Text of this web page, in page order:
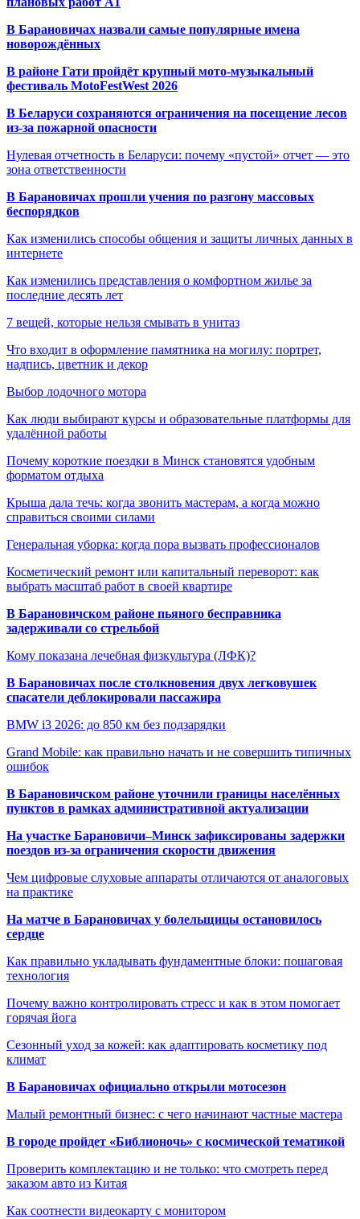
В Барановичах назвали самые популярные имена
новорождённых
В районе Гати пройдёт крупный мото-музыкальный
фестиваль MotoFestWest 2026
В Беларуси сохраняются ограничения на посещение лесов
из-за пожарной опасности
Нулевая отчетность в Беларуси: почему «пустой» отчет — это
зона ответственности
В Барановичах прошли учения по разгону массовых
беспорядков
Как изменились способы общения и защиты личных данных в
интернете
Как изменились представления о комфортном жилье за
последние десять лет
7 вещей, которые нельзя смывать в унитаз
Что входит в оформление памятника на могилу: портрет,
надпись, цветник и декор
Выбор лодочного мотора
Как люди выбирают курсы и образовательные платформы для
удалённой работы
Почему короткие поездки в Минск становятся удобным
форматом отдыха
Крыша дала течь: когда звонить мастерам, а когда можно
справиться своими силами
Генеральная уборка: когда пора вызвать профессионалов
Косметический ремонт или капитальный переворот: как
выбрать масштаб работ в своей квартире
В Барановичском районе пьяного бесправника
задерживали со стрельбой
Кому показана лечебная физкультура (ЛФК)?
В Барановичах после столкновения двух легковушек
спасатели деблокировали пассажира
BMW i3 2026: до 850 км без подзарядки
Grand Mobile: как правильно начать и не совершить типичных
ошибок
В Барановичском районе уточнили границы населённых
пунктов в рамках административной актуализации
На участке Барановичи–Минск зафиксированы задержки
поездов из-за ограничения скорости движения
Чем цифровые слуховые аппараты отличаются от аналоговых
на практике
На матче в Барановичах у болельщицы остановилось
сердце
Как правильно укладывать фундаментные блоки: пошаговая
технология
Почему важно контролировать стресс и как в этом помогает
горячая йога
Сезонный уход за кожей: как адаптировать косметику под
климат
В Барановичах официально открыли мотосезон
Малый ремонтный бизнес: с чего начинают частные мастера
В городе пройдет «Библионочь» с космической тематикой
Проверить комплектацию и не только: что смотреть перед
заказом авто из Китая
Как соотнести видеокарту с монитором